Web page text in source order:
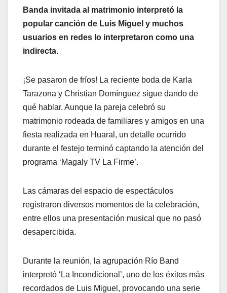
Banda invitada al matrimonio interpretó la
popular canción de Luis Miguel y muchos
usuarios en redes lo interpretaron como una
indirecta.
¡Se pasaron de fríos! La reciente boda de Karla
Tarazona y Christian Domínguez sigue dando de
qué hablar. Aunque la pareja celebró su
matrimonio rodeada de familiares y amigos en una
fiesta realizada en Huaral, un detalle ocurrido
durante el festejo terminó captando la atención del
programa ‘Magaly TV La Firme’.
Las cámaras del espacio de espectáculos
registraron diversos momentos de la celebración,
entre ellos una presentación musical que no pasó
desapercibida.
Durante la reunión, la agrupación Río Band
interpretó ‘La Incondicional’, uno de los éxitos más
recordados de Luis Miguel, provocando una serie